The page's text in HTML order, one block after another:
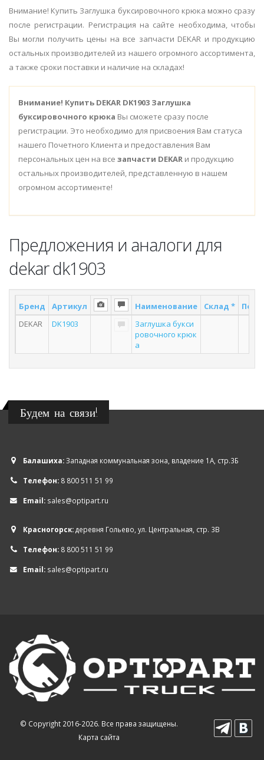
Внимание! Купить Заглушка буксировочного крюка можно сразу
после регистрации. Регистрация на сайте необходима, чтобы
Вы могли получить цены на все запчасти DEKAR и продукцию
остальных производителей из нашего огромного ассортимента,
а также сроки поставки и наличие на складах!
Внимание! Купить DEKAR DK1903 Заглушка
буксировочного крюка Вы сможете сразу после
регистрации. Это необходимо для присвоения Вам статуса
нашего Почетного Клиента и предоставления Вам
персональных цен на все запчасти DEKAR и продукцию
остальных производителей, представленную в нашем
огромном ассортименте!
Предложения и аналоги для
dekar dk1903
Бренд Артикул Наименование Склад *
DEKAR
DK1903
Заглушка букси
ровочного крюк
а
Будем на связи!
Балашиха:Западная коммунальная зона, владение 1А, стр.3Б
Телефон: 8 800 511 51 99
Email: sales@optipart.ru
Красногорск:деревня Гольево, ул. Центральная, стр. 3В
Телефон: 8 800 511 51 99
Email: sales@optipart.ru
© Copyright 2016-2026. Все права защищены.
Карта сайта